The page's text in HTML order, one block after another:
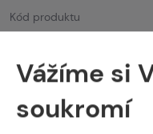
Kód produktu
Vážíme si
soukromí